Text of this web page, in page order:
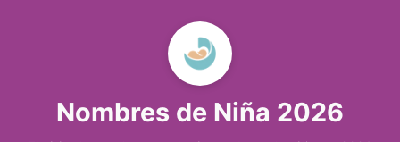
Nombres de Niña 2026